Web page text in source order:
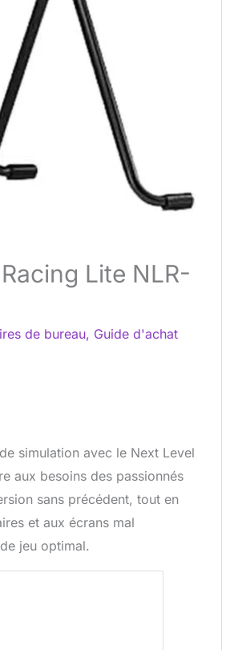
Lite NLR-
de bureau, Guide d'achat
simulation avec le Next Level
aux besoins des passionnés
sans précédent, tout en
et aux écrans mal
jeu optimal.